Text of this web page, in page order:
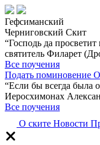
Гефсиманский
Черниговский Скит
“Господь да
святитель Филарет
Все поучения
Подать поминовение О
“Если бы всегда была
Иеросхимонах
Все поучения
О ските Новости